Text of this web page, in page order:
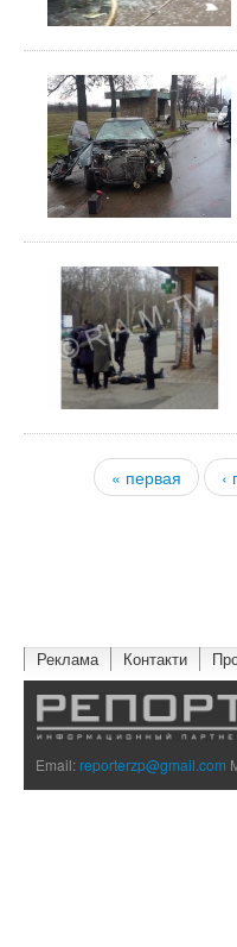
Страницы
« первая ‹
Реклама Контакти
Email:reporterzp@gmail.com